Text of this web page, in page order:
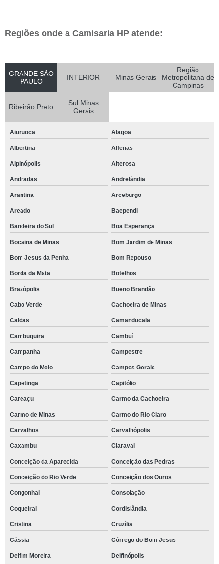
Regiões onde a Camisaria HP atende:
GRANDE SÃO
PAULO
INTERIOR Minas Gerais
Região
Metropolitana de
Campinas
Ribeirão Preto
Sul Minas
Gerais
Aiuruoca Alagoa
Albertina Alfenas
Alpinópolis Alterosa
Andradas Andrelândia
Arantina Arceburgo
Areado Baependi
Bandeira do Sul Boa Esperança
Bocaina de Minas Bom Jardim de Minas
Bom Jesus da Penha Bom Repouso
Borda da Mata Botelhos
Brazópolis Bueno Brandão
Cabo Verde Cachoeira de Minas
Caldas Camanducaia
Cambuquira Cambuí
Campanha Campestre
Campo do Meio Campos Gerais
Capetinga Capitólio
Careaçu Carmo da Cachoeira
Carmo de Minas Carmo do Rio Claro
Carvalhos Carvalhópolis
Caxambu Claraval
Conceição da Aparecida Conceição das Pedras
Conceição do Rio Verde Conceição dos Ouros
Congonhal Consolação
Coqueiral Cordislândia
Cristina Cruzília
Cássia Córrego do Bom Jesus
Delfim Moreira Delfinópolis